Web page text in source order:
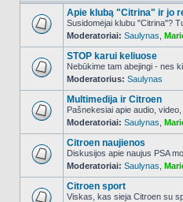
NO_UNREAD_POSTS
Apie klubą "Citrina" ir jo
Susidomėjai klubu "Citrina"?
Moderatoriai: Saulynas
NO_UNREAD_POSTS
STOP karui keliuose
Nebūkime tam abejingi - nes
Moderatorius: Saulynas
NO_UNREAD_POSTS
Multimedija ir Citroen
Pašnekesiai apie audio,
Moderatoriai: Saulynas
NO_UNREAD_POSTS
Citroen naujienos
Diskusijos apie naujus PSA
Moderatoriai: Saulynas
Citroen sport
Viskas, kas sieja Citroen su